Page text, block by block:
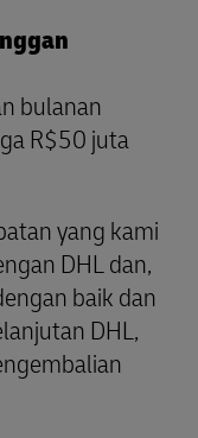
bulanan
R$50 juta
yang kami
DHL dan,
baik dan
DHL,